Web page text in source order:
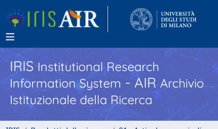
IRISInstitutional Research
Information System - AIR Archivio
Istituzionale della Ricerca